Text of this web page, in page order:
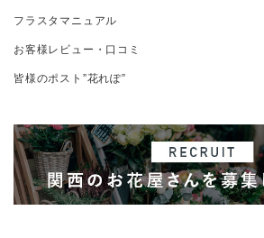
フラスタマニュアル
お客様レビュー・口コミ
皆様のポスト”花れぽ”